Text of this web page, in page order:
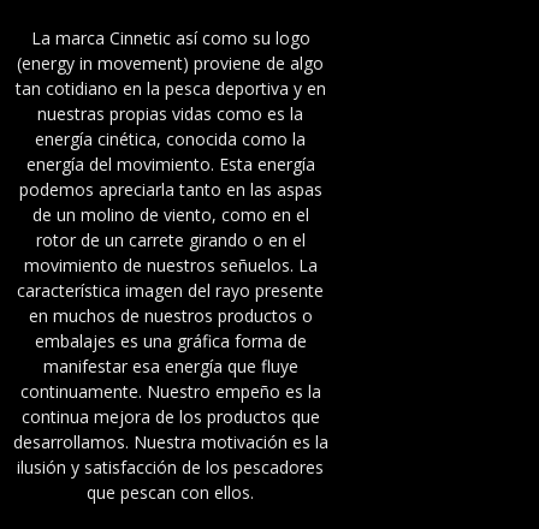
La marca Cinnetic así como su logo
(energy in movement) proviene de algo
tan cotidiano en la pesca deportiva y en
nuestras propias vidas como es la
energía cinética, conocida como la
energía del movimiento. Esta energía
podemos apreciarla tanto en las aspas
de un molino de viento, como en el
rotor de un carrete girando o en el
movimiento de nuestros señuelos. La
característica imagen del rayo presente
en muchos de nuestros productos o
embalajes es una gráfica forma de
manifestar esa energía que fluye
continuamente. Nuestro empeño es la
continua mejora de los productos que
desarrollamos. Nuestra motivación es la
ilusión y satisfacción de los pescadores
que pescan con ellos.